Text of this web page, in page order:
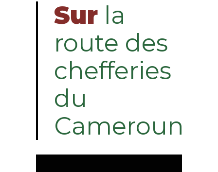
Sur la
route des
chefferies
du
Cameroun